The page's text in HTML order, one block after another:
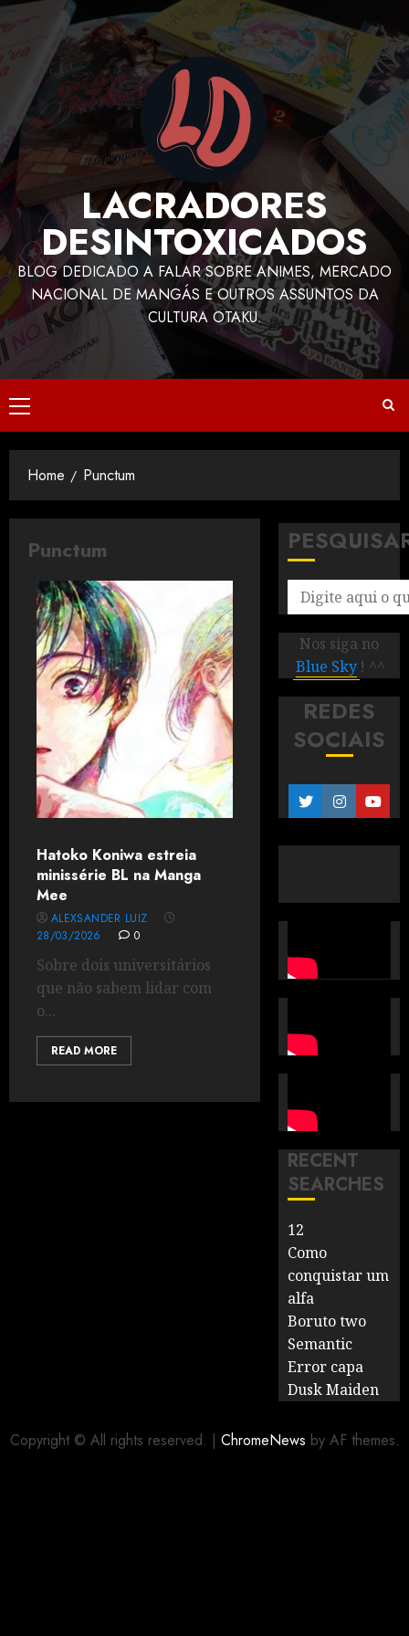
LACRADORES
DESINTOXICADOS
BLOG DEDICADO A FALAR SOBRE ANIMES, MERCADO
NACIONAL DE MANGÁS E OUTROS ASSUNTOS DA
CULTURA OTAKU.
Home Punctum
Punctum
Hatoko Koniwa estreia
minissérie BL na Manga
Mee
ALEXSANDER LUIZ
28/03/2026
0
Sobre dois universitários
que não sabem lidar com
o...
READ MORE
Nos siga no
Blue Sky ! ^^
REDES
SOCIAIS
RECENT
SEARCHES
12
Como
conquistar um
alfa
Boruto two
Semantic
Error capa
Dusk Maiden
Copyright © All rights reserved. | ChromeNews by AF themes.